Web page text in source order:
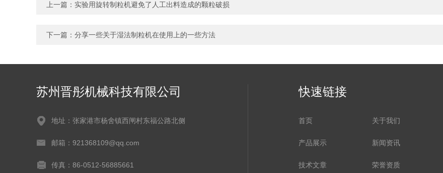
上一篇： 实验用旋转制粒机避免了人工出料造成的颗粒破损
下一篇： 分享一些关于湿法制粒机在使用上的一些方法
苏州晋彤机械科技有限公司
地址：张家港市杨舍镇西闸村东福公路北侧
邮箱：921368109@qq.com
传真：86-0512-56885661
快速链接
首页 关于我们
产品展示 新闻资讯
技术文章 荣誉资质